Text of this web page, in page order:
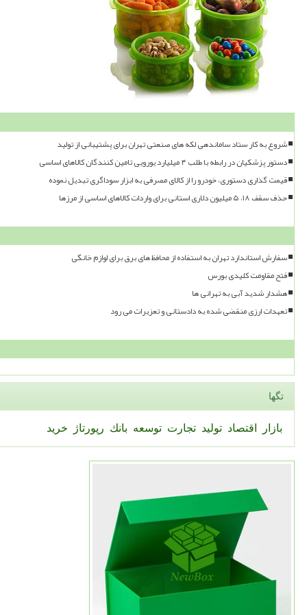
شروع به کار ستاد ساماندهی لکه های صنعتی تهران برای پشتیبانی از تولید
دستور پزشکیان در رابطه با طلب ۴ میلیارد یورویی تامین کنندگان کالاهای اساسی
قیمت گذاری دستوری، خودرو را از کالای مصرفی به ابزار سوداگری تبدیل نموده
حذف سقف ۱۸، ۵ میلیون دلاری استانی برای واردات کالاهای اساسی از مرزها
سفارش استاندارد تهران به استفاده از محافظ های برق برای لوازم خانگی
فتح مقاومت کلیدی بورس
هشدار شدید آبی به تهرانی ها
تعهدات ارزی منقضی شده به دادستانی و تعزیرات می رود
تگها
بازار اقتصاد تولید تجارت توسعه بانك رپورتاژ خرید